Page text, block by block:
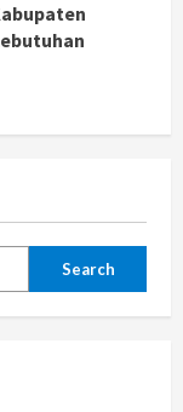
Search